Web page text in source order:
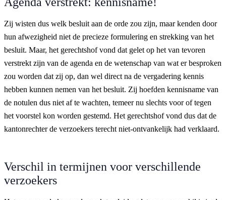
Zij wisten dus welk besluit aan de orde zou zijn, maar kenden door
hun afwezigheid niet de precieze formulering en strekking van het
besluit. Maar, het gerechtshof vond dat gelet op het van tevoren
verstrekt zijn van de agenda en de wetenschap van wat er besproken
zou worden dat zij op, dan wel direct na de vergadering kennis
hebben kunnen nemen van het besluit. Zij hoefden kennisname van
de notulen dus niet af te wachten, temeer nu slechts voor of tegen
het voorstel kon worden gestemd. Het gerechtshof vond dus dat de
kantonrechter de verzoekers terecht niet-ontvankelijk had verklaard.
Verschil in termijnen voor verschillende
verzoekers